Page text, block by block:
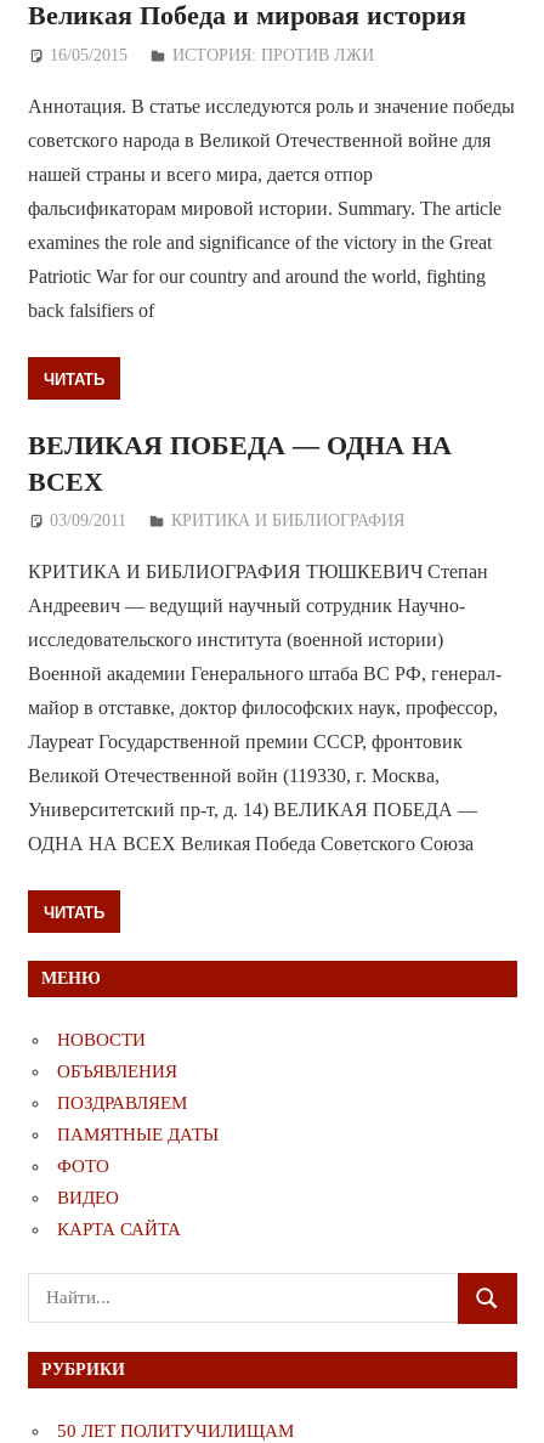
Великая Победа и мировая история
16/05/2015 Дежурный по Редакции
ИСТОРИЯ: ПРОТИВ ЛЖИ
Аннотация. В статье исследуются роль и значение победы
советского народа в Великой Отечественной войне для
нашей страны и всего мира, дается отпор
фальсификаторам мировой истории. Summary. The article
examines the role and significance of the victory in the Great
Patriotic War for our country and around the world, fighting
back falsifiers of
ЧИТАТЬ
ВЕЛИКАЯ ПОБЕДА — ОДНА НА
ВСЕХ
03/09/2011 Дежурный по Редакции
КРИТИКА И БИБЛИОГРАФИЯ
КРИТИКА И БИБЛИОГРАФИЯ ТЮШКЕВИЧ Степан
Андреевич — ведущий научный сотрудник Научно-
исследовательского института (военной истории)
Военной академии Генерального штаба ВС РФ, генерал-
майор в отставке, доктор философских наук, профессор,
Лауреат Государственной премии СССР, фронтовик
Великой Отечественной войн (119330, г. Москва,
Университетский пр-т, д. 14) ВЕЛИКАЯ ПОБЕДА —
ОДНА НА ВСЕХ Великая Победа Советского Союза
ЧИТАТЬ
МЕНЮ
НОВОСТИ
ОБЪЯВЛЕНИЯ
ПОЗДРАВЛЯЕМ
ПАМЯТНЫЕ ДАТЫ
ФОТО
ВИДЕО
КАРТА САЙТА
Поиск
для:
ПОИСК
РУБРИКИ
50 ЛЕТ ПОЛИТУЧИЛИЩАМ